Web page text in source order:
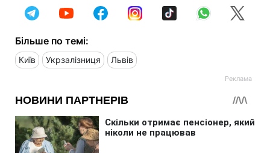
Більше по темі:
Київ Укрзалізниця Львів